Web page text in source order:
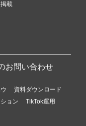
載
お問い合わせ
資料ダウンロード
ョン
TikTok運用